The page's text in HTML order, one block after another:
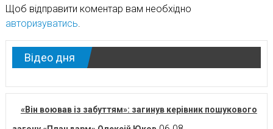
Щоб відправити коментар вам необхідно
авторизуватись
Відео дня
«Він воював із забуттям»: загинув керівник пошукового